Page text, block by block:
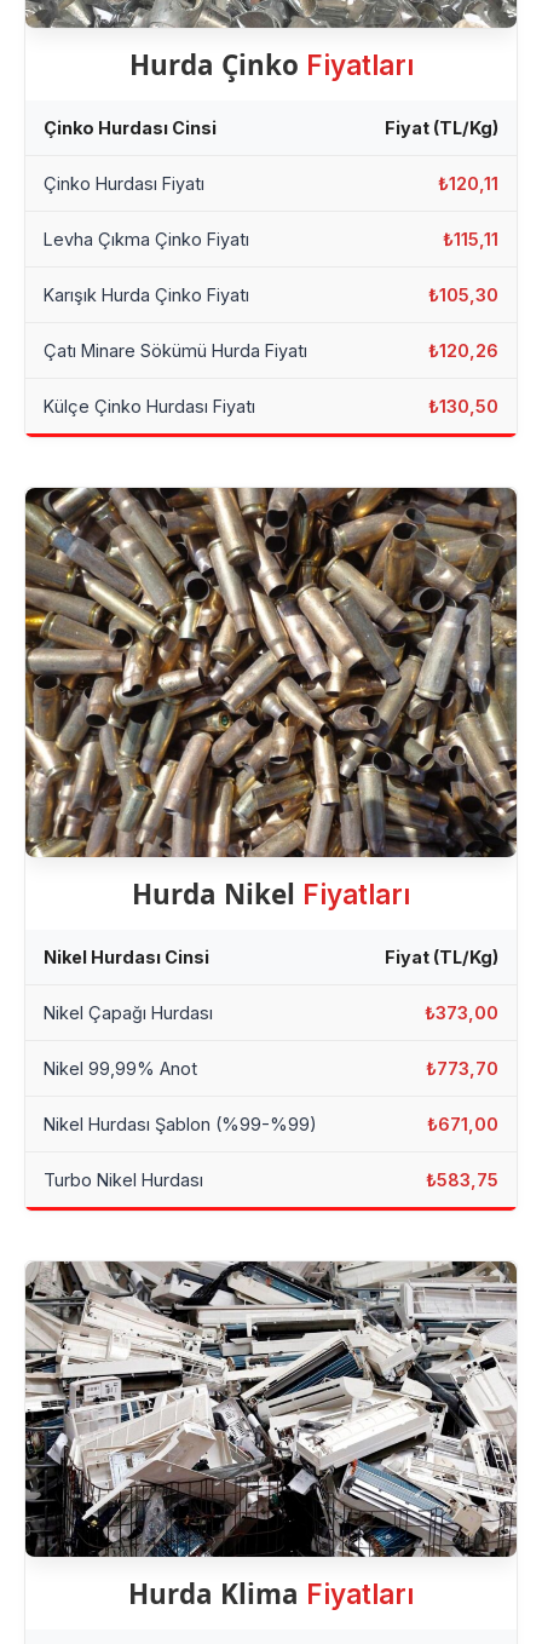
Hurda Çinko Fiyatları
Çinko Hurdası Cinsi Fiyat (TL/Kg)
Çinko Hurdası Fiyatı ₺120,11
Levha Çıkma Çinko Fiyatı ₺115,11
Karışık Hurda Çinko Fiyatı ₺105,30
Çatı Minare Sökümü Hurda Fiyatı ₺120,26
Külçe Çinko Hurdası Fiyatı ₺130,50
Hurda Nikel Fiyatları
Nikel Hurdası Cinsi Fiyat (TL/Kg)
Nikel Çapağı Hurdası ₺373,00
Nikel 99,99% Anot ₺773,70
Nikel Hurdası Şablon (%99-%99) ₺671,00
Turbo Nikel Hurdası ₺583,75
Hurda Klima Fiyatları